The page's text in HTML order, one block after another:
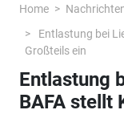
Home
Entlastung bei
Großteils ein
Entlastung
BAFA stellt